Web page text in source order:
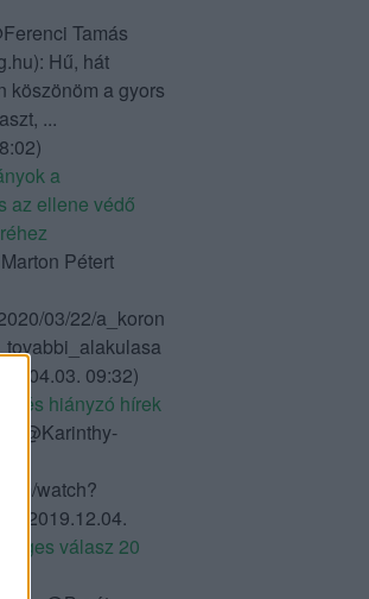
Tamás
Hű, hát
köszönöm a gyors
...
)
a
az ellene védő
Marton Pétert
03/22/a_koron
09:32)
és hiányzó hírek
@Karinthy-
watch?
2019.12.04.
válasz 20